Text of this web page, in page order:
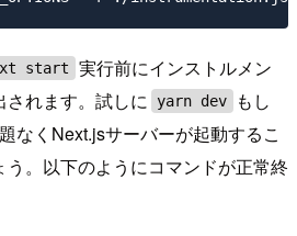
start
実行前にインストルメン
されます。試しに yarn dev
もし
なくNext.jsサーバーが起動するこ
。以下のようにコマンドが正常終